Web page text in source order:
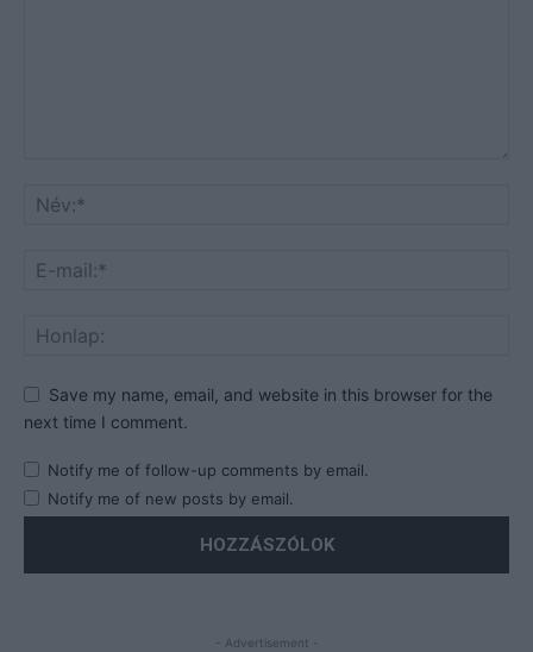
Save my name, email, and website in this browser for the
next time I comment.
Notify me of follow-up comments by email.
Notify me of new posts by email.
- Advertisement -